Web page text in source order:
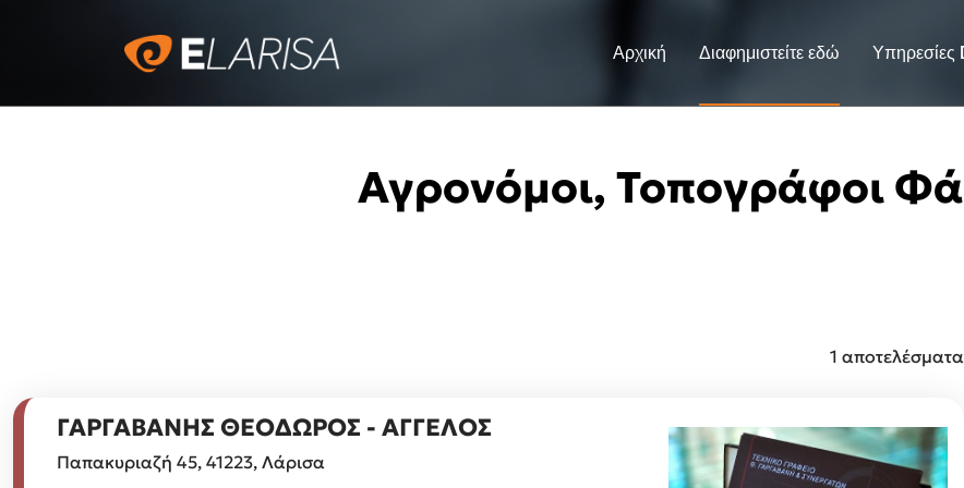
Αρχική Διαφημιστείτε εδώ Υπηρεσίες
Αγρονόμοι, Τοπογράφοι
1 αποτελέσματα
ΓΑΡΓΑΒΑΝΗΣ ΘΕΟΔΩΡΟΣ - ΑΓΓΕΛΟΣ
Παπακυριαζή 45, 41223, Λάρισα